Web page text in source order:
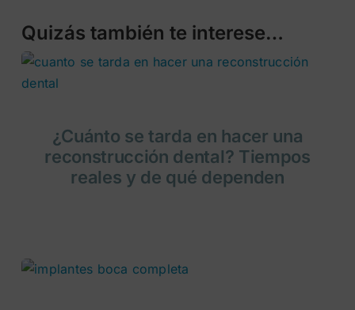
Quizás también te interese…
¿Cuánto se tarda en hacer una
reconstrucción dental? Tiempos
reales y de qué dependen